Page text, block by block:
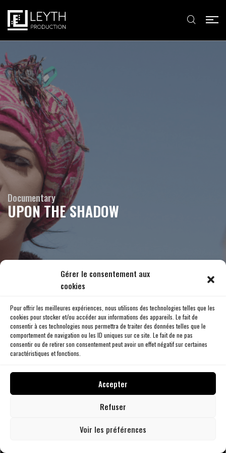
Gérer le consentement aux
cookies
Pour offrir les meilleures expériences, nous utilisons des technologies telles que les
cookies pour stocker et/ou accéder aux informations des appareils. Le fait de
consentir à ces technologies nous permettra de traiter des données telles que le
comportement de navigation ou les ID uniques sur ce site. Le fait de ne pas
consentir ou de retirer son consentement peut avoir un effet négatif sur certaines
caractéristiques et fonctions.
Accepter
Refuser
Voir les préférences
Documentary
UPON THE SHADOW